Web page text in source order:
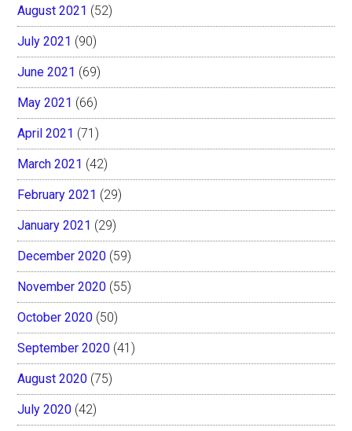
August 2021 (52)
July 2021 (90)
June 2021 (69)
May 2021 (66)
April 2021 (71)
March 2021 (42)
February 2021 (29)
January 2021 (29)
December 2020 (59)
November 2020 (55)
October 2020 (50)
September 2020 (41)
August 2020 (75)
July 2020 (42)